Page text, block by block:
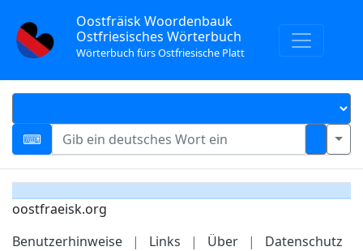
Oostfräisk Woordenbauk
Ostfriesisches Wörterbuch
Wörterbuch fürs Ostfriesische Platt
oostfraeisk.org
Benutzerhinweise
| Links | Über | Datenschutz